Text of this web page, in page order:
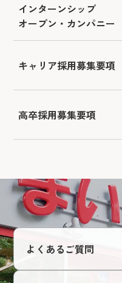
インターンシップ
オープン・カンパニー
キャリア採用募集要項
高卒採用募集要項
よくあるご質問